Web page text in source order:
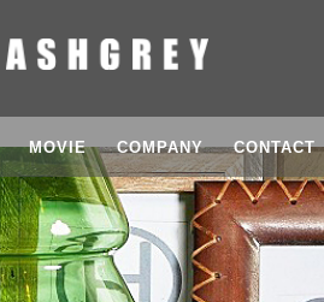
MOVIE COMPANY CONTACT